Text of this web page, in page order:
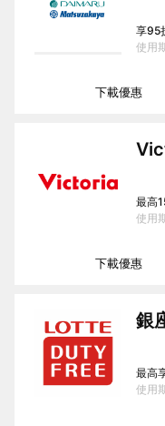
使用
享95
下載優惠
使用
最高
下載優惠
銀
使用
最高